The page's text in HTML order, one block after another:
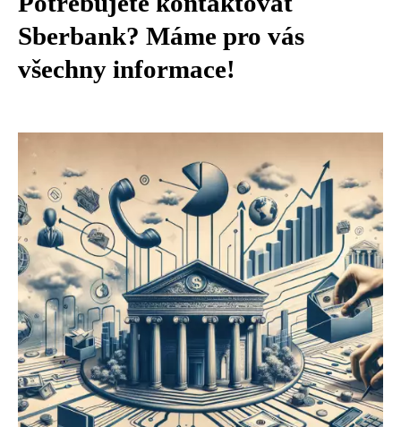
Sberbank? Máme pro vás
všechny informace!